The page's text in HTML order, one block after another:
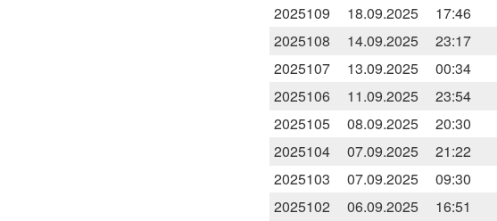
2025109
18.09.2025 17:46
2025108
14.09.2025 23:17
2025107
13.09.2025 00:34
2025106
11.09.2025 23:54
2025105
08.09.2025 20:30
2025104
07.09.2025 21:22
2025103
07.09.2025 09:30
2025102
06.09.2025 16:51